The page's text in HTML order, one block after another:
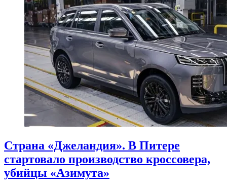
Страна «Джеландия». В Питере
стартовало производство кроссовера,
убийцы «Азимута»